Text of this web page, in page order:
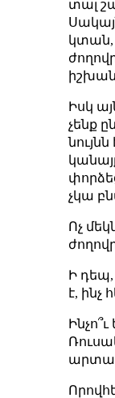
տալ
կտան,
Իսկ
չենք
չկա
Ոչ
Ի դեպ,
է, ինչ